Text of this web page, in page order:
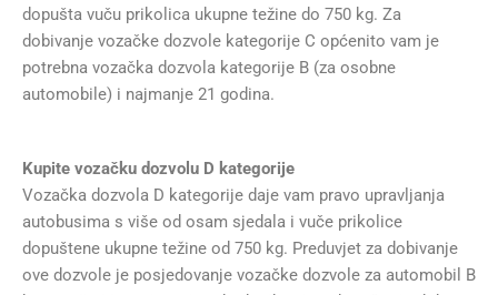
dopušta vuču prikolica ukupne težine do 750 kg. Za
dobivanje vozačke dozvole kategorije C općenito vam je
potrebna vozačka dozvola kategorije B (za osobne
automobile) i najmanje 21 godina.
Kupite vozačku dozvolu D kategorije
Vozačka dozvola D kategorije daje vam pravo upravljanja
autobusima s više od osam sjedala i vuče prikolice
dopuštene ukupne težine od 750 kg. Preduvjet za dobivanje
ove dozvole je posjedovanje vozačke dozvole za automobil B